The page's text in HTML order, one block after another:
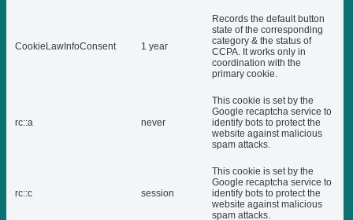
CookieLawInfoConsent 1 year
Records the default button
state of the corresponding
category & the status of
CCPA. It works only in
coordination with the
primary cookie.
rc::a never
This cookie is set by the
Google recaptcha service to
identify bots to protect the
website against malicious
spam attacks.
rc::c session
This cookie is set by the
Google recaptcha service to
identify bots to protect the
website against malicious
spam attacks.